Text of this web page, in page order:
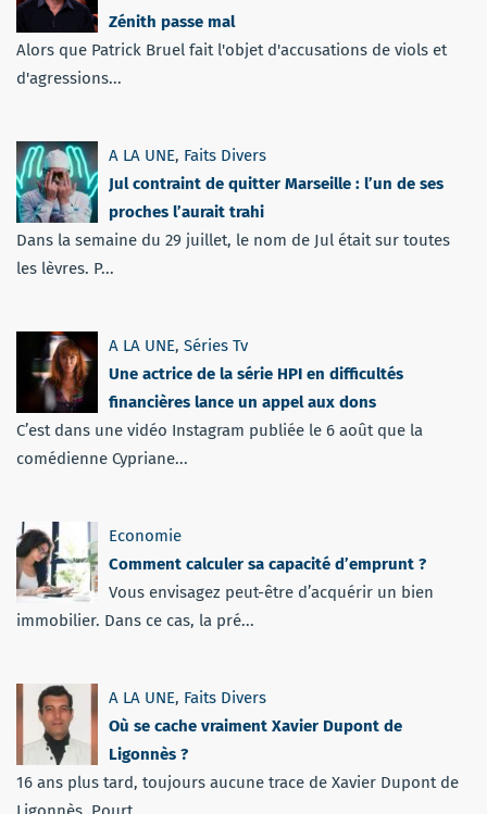
Zénith passe mal
Alors que Patrick Bruel fait l'objet d'accusations de viols et
d'agressions...
A LA UNE, Faits Divers
Jul contraint de quitter Marseille : l’un de ses
proches l’aurait trahi
Dans la semaine du 29 juillet, le nom de Jul était sur toutes
les lèvres. P...
A LA UNE, Séries Tv
Une actrice de la série HPI en difficultés
financières lance un appel aux dons
C’est dans une vidéo Instagram publiée le 6 août que la
comédienne Cypriane...
Economie
Comment calculer sa capacité d’emprunt ?
Vous envisagez peut-être d’acquérir un bien
immobilier. Dans ce cas, la pré...
A LA UNE, Faits Divers
Où se cache vraiment Xavier Dupont de
Ligonnès ?
16 ans plus tard, toujours aucune trace de Xavier Dupont de